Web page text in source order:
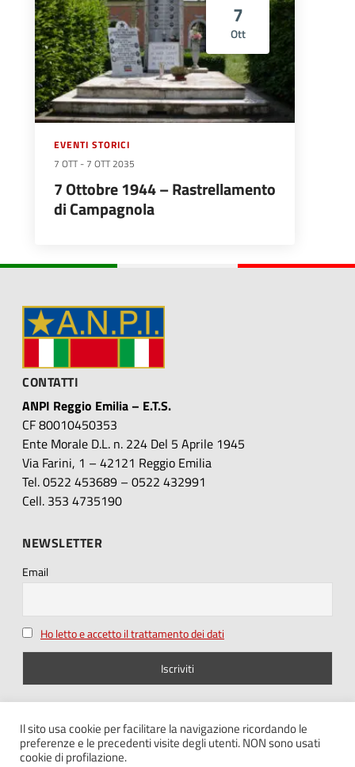
7
Ott
EVENTI STORICI
7 OTT - 7 OTT 2035
7 Ottobre 1944 – Rastrellamento
di Campagnola
CONTATTI
ANPI Reggio Emilia – E.T.S.
CF 80010450353
Ente Morale D.L. n. 224 Del 5 Aprile 1945
Via Farini, 1 – 42121 Reggio Emilia
Tel. 0522 453689 – 0522 432991
Cell. 353 4735190
NEWSLETTER
Email
Ho letto e accetto il trattamento dei dati
SEGUICI SU
Il sito usa cookie per facilitare la navigazione ricordando le
preferenze e le precedenti visite degli utenti. NON sono usati
cookie di profilazione.